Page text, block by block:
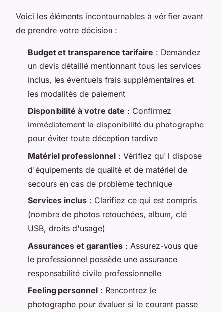
Voici les éléments incontournables à vérifier avant
de prendre votre décision :
Budget et transparence tarifaire : Demandez
un devis détaillé mentionnant tous les services
inclus, les éventuels frais supplémentaires et
les modalités de paiement
Disponibilité à votre date : Confirmez
immédiatement la disponibilité du photographe
pour éviter toute déception tardive
Matériel professionnel : Vérifiez qu'il dispose
d'équipements de qualité et de matériel de
secours en cas de problème technique
Services inclus : Clarifiez ce qui est compris
(nombre de photos retouchées, album, clé
USB, droits d'usage)
Assurances et garanties : Assurez-vous que
le professionnel possède une assurance
responsabilité civile professionnelle
Feeling personnel : Rencontrez le
photographe pour évaluer si le courant passe